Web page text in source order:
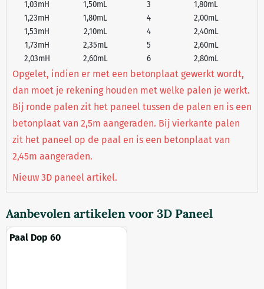
1,03mH 1,50mL 3
1,80mL
1,23mH
1,80mL 4
2,00mL
1,53mH
2,10mL 4
2,40mL
1,73mH
2,35mL 5
2,60mL
2,03mH
2,60mL 6 2,80mL
Opgelet, indien er met een betonplaat gewerkt wordt,
dan moet je rekening houden met welke palen je werkt.
Bij ronde palen zit het paneel tussen de palen en is een
betonplaat van 2,5m aangeraden. Bij vierkante palen
zit het paneel op de paal en is een betonplaat van
2,45m aangeraden.
Nieuw 3D paneel artikel.
Aanbevolen artikelen voor 3D Paneel
Paal Dop 60